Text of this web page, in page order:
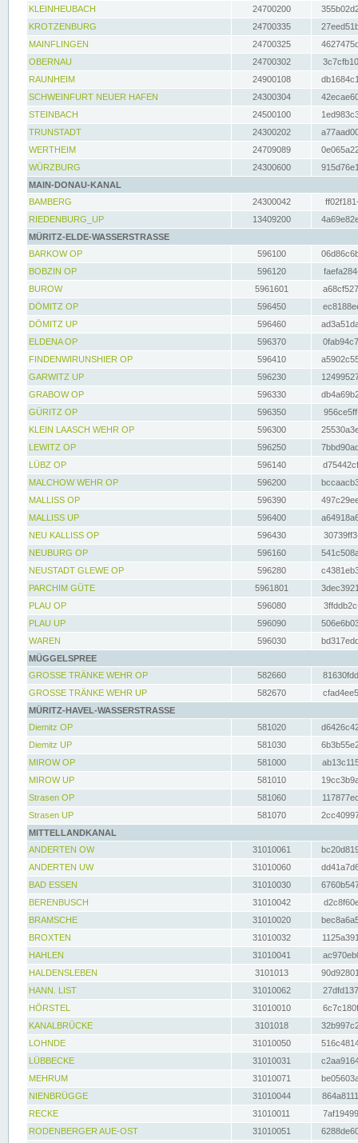
KLEINHEUBACH 24700200
KROTZENBURG
24700335
MAINFLINGEN
24700325
OBERNAU
24700302
RAUNHEIM
24900108
SCHWEINFURT NEUER HAFEN
24300304
STEINBACH
24500100
TRUNSTADT
24300202
WERTHEIM
24709089
WÜRZBURG
24300600
MAIN-DONAU-KANAL
BAMBERG
24300042
RIEDENBURG_UP
13409200
MÜRITZ-ELDE-WASSERSTRASSE
BARKOW OP
596100
BOBZIN OP
596120
BUROW
5961601
DÖMITZ OP
596450
DÖMITZ UP
596460
ELDENA OP
596370
FINDENWIRUNSHIER OP
596410
GARWITZ UP
596230
GRABOW OP
596330
GÜRITZ OP
596350
KLEIN LAASCH WEHR OP
596300
LEWITZ OP
596250
LÜBZ OP
596140
MALCHOW WEHR OP
596200
MALLISS OP
596390
MALLISS UP
596400
NEU KALLISS OP
596430
NEUBURG OP
596160
NEUSTADT GLEWE OP
596280
PARCHIM GÜTE
5961801
PLAU OP
596080
PLAU UP
596090
WAREN
596030
MÜGGELSPREE
GROSSE TRÄNKE WEHR OP
582660
GROSSE TRÄNKE WEHR UP
582670
MÜRITZ-HAVEL-WASSERSTRASSE
Diemitz OP
581020
Diemitz UP
581030
MIROW OP
581000
MIROW UP
581010
Strasen OP
581060
Strasen UP
581070
MITTELLANDKANAL
ANDERTEN OW
31010061
ANDERTEN UW
31010060
BAD ESSEN
31010030
BERENBUSCH
31010042
BRAMSCHE
31010020
BROXTEN
31010032
HAHLEN
31010041
HALDENSLEBEN
3101013
HANN. LIST
31010062
HÖRSTEL
31010010
KANALBRÜCKE
3101018
LOHNDE
31010050
LÜBBECKE
31010031
MEHRUM
31010071
NIENBRÜGGE
31010044
RECKE
31010011
RODENBERGER AUE-OST
31010051